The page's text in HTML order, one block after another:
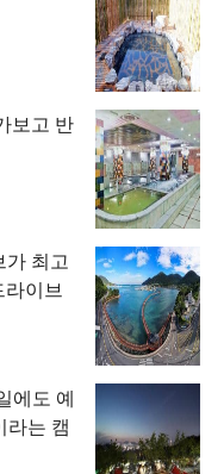
보고 반
가 최고
이브
에도 예
라는 캠